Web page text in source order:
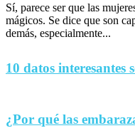
Sí, parece ser que las
mágicos. Se dice que son
demás, especialmente...
10 datos interesantes
¿Por qué las